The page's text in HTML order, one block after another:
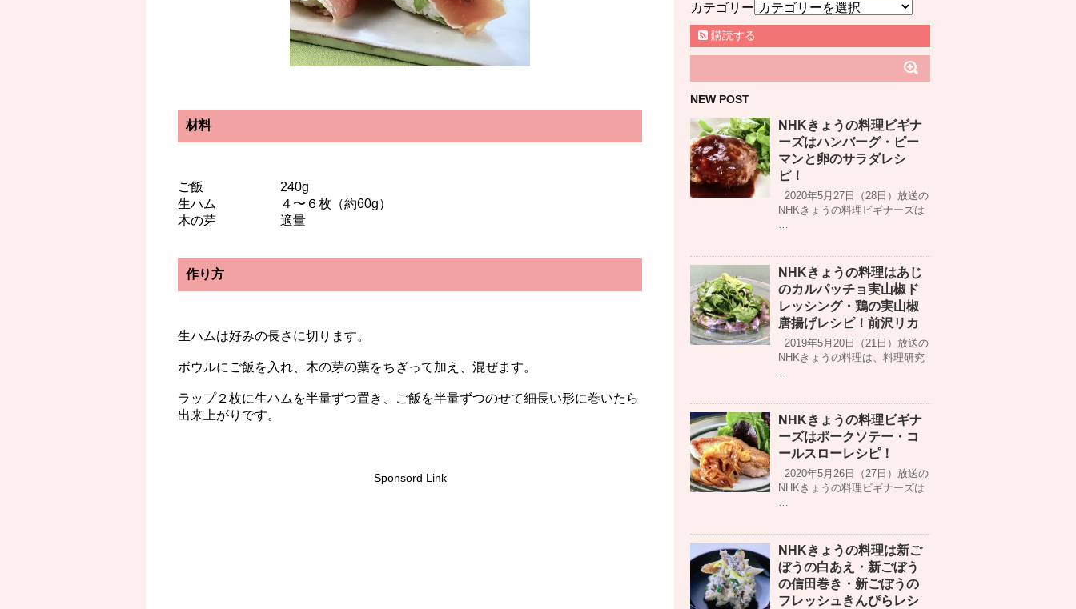
材料
ご飯 240g
生ハム ４〜６枚（約60g）
木の芽 適量
作り方
生ハムは好みの長さに切ります。
ボウルにご飯を入れ、木の芽の葉をちぎって加え、混ぜます。
ラップ２枚に生ハムを半量ずつ置き、ご飯を半量ずつのせて細長い形に巻いたら
出来上がりです。
Sponsord Link
カテゴリー
購読する
NEW POST
NHKきょうの料理ビギナ
ーズはハンバーグ・ピー
マンと卵のサラダレシ
ピ！
2020年5月27日（28日）放送の
NHKきょうの料理ビギナーズは
…
NHKきょうの料理はあじ
のカルパッチョ実山椒ド
レッシング・鶏の実山椒
唐揚げレシピ！前沢リカ
2019年5月20日（21日）放送の
NHKきょうの料理は、料理研究
…
NHKきょうの料理ビギナ
ーズはポークソテー・コ
ールスローレシピ！
2020年5月26日（27日）放送の
NHKきょうの料理ビギナーズは
…
NHKきょうの料理は新ご
ぼうの白あえ・新ごぼう
の信田巻き・新ごぼうの
フレッシュきんぴらレシ